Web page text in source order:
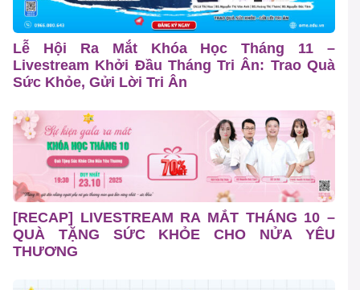
Lễ Hội Ra Mắt Khóa Học Tháng 11 –
Livestream Khởi Đầu Tháng Tri Ân: Trao Quà
Sức Khỏe, Gửi Lời Tri Ân
[RECAP] LIVESTREAM RA MẮT THÁNG 10 –
QUÀ TẶNG SỨC KHỎE CHO NỬA YÊU
THƯƠNG